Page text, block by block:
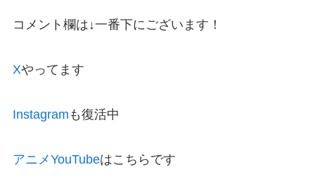
コメント欄は↓一番下にございます！
Xやってます
Instagram も復活中
アニメYouTubeはこちらです